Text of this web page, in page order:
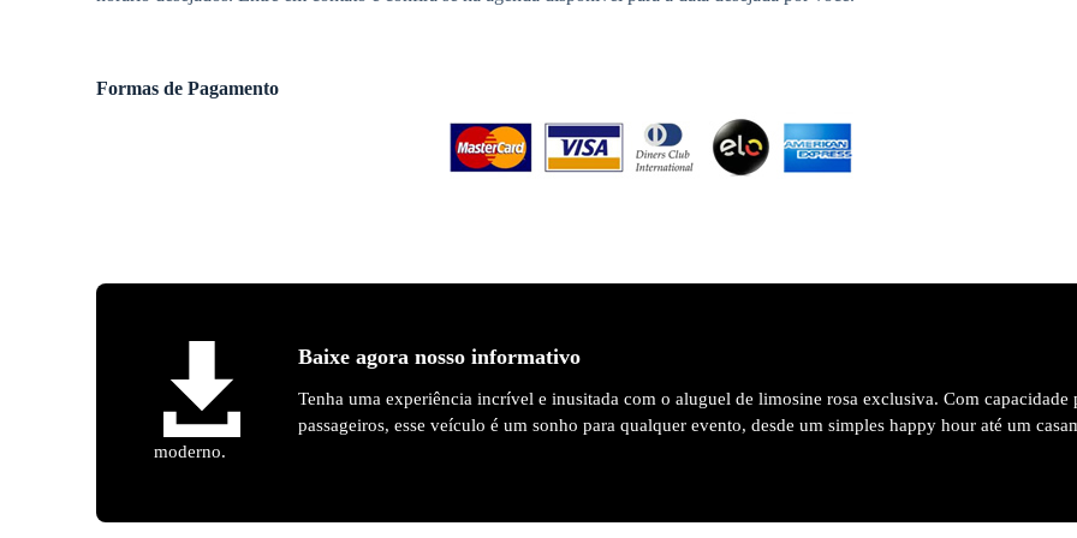
Formas de Pagamento
Baixe agora nosso informativo
Tenha uma experiência incrível e inusitada com o aluguel de limosine rosa exclusiva. Com capacidade
passageiros, esse veículo é um sonho para qualquer evento, desde um simples happy hour até um
moderno.